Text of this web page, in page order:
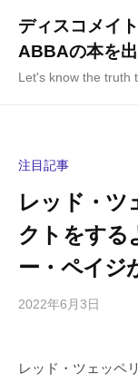
ディスコメイ
ABBAの本を
Let's know the truth
注目記事
レッド・ツ
クトをする
ー・ペイジ
2022年6月3日
iの
レッド・ツェッペ